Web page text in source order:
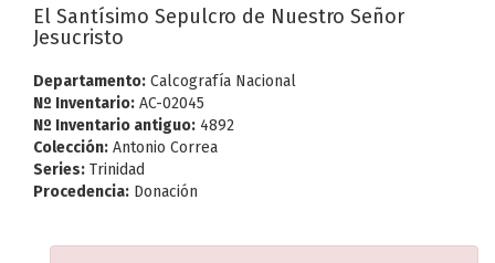
El Santísimo Sepulcro de Nuestro Señor
Jesucristo
Departamento: Calcografía Nacional
Nº Inventario: AC-02045
Nº Inventario antiguo: 4892
Colección: Antonio Correa
Series: Trinidad
Procedencia: Donación